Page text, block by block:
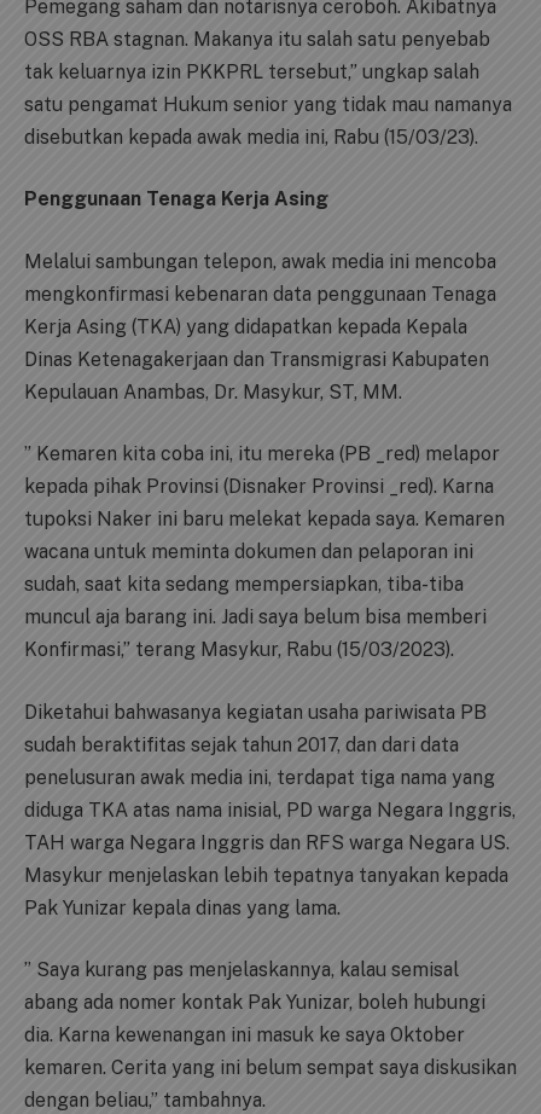
Pemegang saham dan notarisnya ceroboh. Akibatnya
OSS RBA stagnan. Makanya itu salah satu penyebab
tak keluarnya izin PKKPRL tersebut,” ungkap salah
satu pengamat Hukum senior yang tidak mau namanya
disebutkan kepada awak media ini, Rabu (15/03/23).
Penggunaan Tenaga Kerja Asing
Melalui sambungan telepon, awak media ini mencoba
mengkonfirmasi kebenaran data penggunaan Tenaga
Kerja Asing (TKA) yang didapatkan kepada Kepala
Dinas Ketenagakerjaan dan Transmigrasi Kabupaten
Kepulauan Anambas, Dr. Masykur, ST, MM.
” Kemaren kita coba ini, itu mereka (PB _red) melapor
kepada pihak Provinsi (Disnaker Provinsi _red). Karna
tupoksi Naker ini baru melekat kepada saya. Kemaren
wacana untuk meminta dokumen dan pelaporan ini
sudah, saat kita sedang mempersiapkan, tiba-tiba
muncul aja barang ini. Jadi saya belum bisa memberi
Konfirmasi,” terang Masykur, Rabu (15/03/2023).
Diketahui bahwasanya kegiatan usaha pariwisata PB
sudah beraktifitas sejak tahun 2017, dan dari data
penelusuran awak media ini, terdapat tiga nama yang
diduga TKA atas nama inisial, PD warga Negara Inggris,
TAH warga Negara Inggris dan RFS warga Negara US.
Masykur menjelaskan lebih tepatnya tanyakan kepada
Pak Yunizar kepala dinas yang lama.
” Saya kurang pas menjelaskannya, kalau semisal
abang ada nomer kontak Pak Yunizar, boleh hubungi
dia. Karna kewenangan ini masuk ke saya Oktober
kemaren. Cerita yang ini belum sempat saya diskusikan
dengan beliau,” tambahnya.